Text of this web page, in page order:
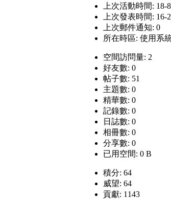
上次活動時間: 18-
上次發表時間: 16-
上次郵件通知: 0
所在時區: 使用系
空間訪問量: 2
好友數: 0
帖子數: 51
主題數: 0
精華數: 0
記錄數: 0
日誌數: 0
相冊數: 0
分享數: 0
已用空間: 0 B
積分: 64
威望: 64
貢獻: 1143